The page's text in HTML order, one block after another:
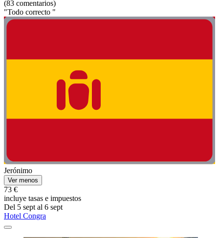
(83 comentarios)
"Todo correcto "
Jerónimo
Ver menos
73 €
incluye tasas e impuestos
Del 5 sept al 6 sept
Hotel Congra